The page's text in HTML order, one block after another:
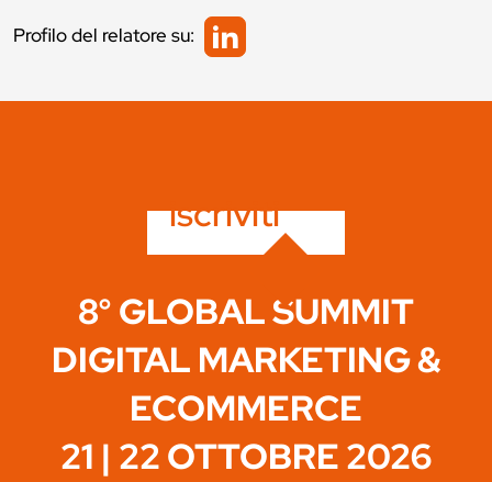
Profilo del relatore su:
iscriviti
8° GLOBAL SUMMIT
DIGITAL MARKETING &
ECOMMERCE
21 | 22 OTTOBRE 2026